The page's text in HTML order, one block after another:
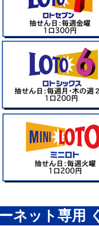
ネット専用